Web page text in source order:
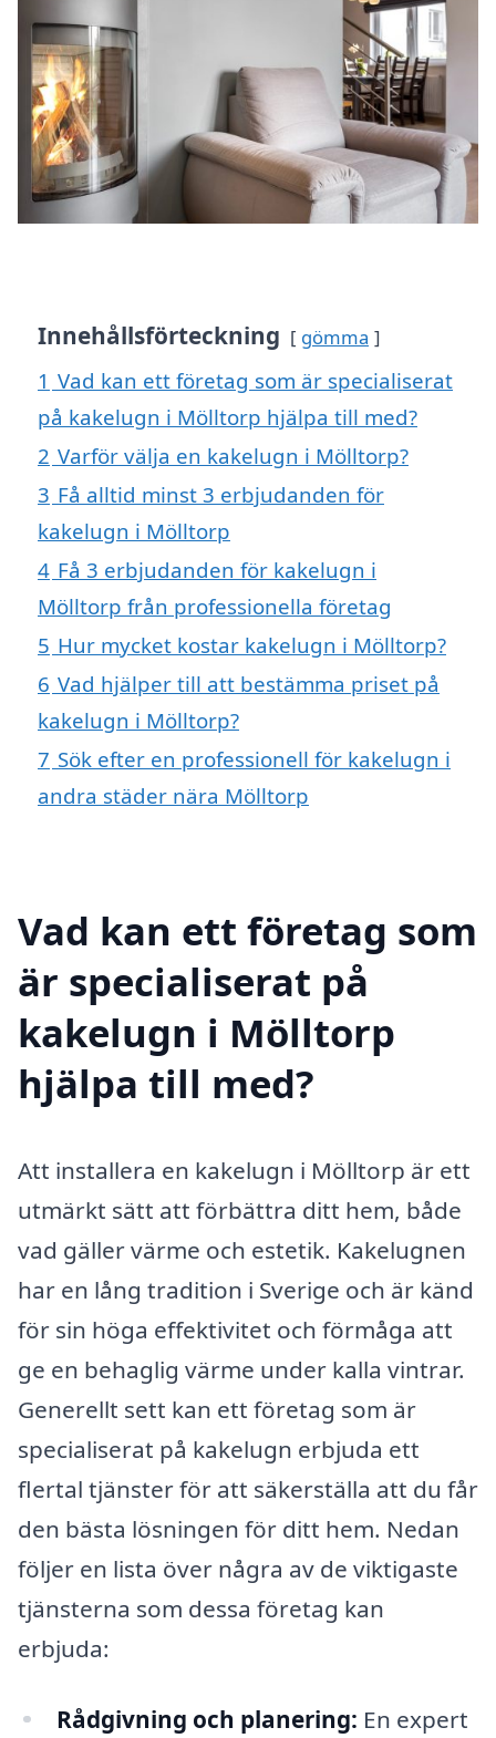
Innehållsförteckning gömma
1 Vad kan ett företag som är specialiserat
på kakelugn i Mölltorp hjälpa till med?
2 Varför välja en kakelugn i Mölltorp?
3 Få alltid minst 3 erbjudanden för
kakelugn i Mölltorp
4 Få 3 erbjudanden för kakelugn i
Mölltorp från professionella företag
5 Hur mycket kostar kakelugn i Mölltorp?
6 Vad hjälper till att bestämma priset på
kakelugn i Mölltorp?
7 Sök efter en professionell för kakelugn i
andra städer nära Mölltorp
Vad kan ett företag som
är specialiserat på
kakelugn i Mölltorp
hjälpa till med?
Att installera en kakelugn i Mölltorp är ett
utmärkt sätt att förbättra ditt hem, både
vad gäller värme och estetik. Kakelugnen
har en lång tradition i Sverige och är känd
för sin höga effektivitet och förmåga att
ge en behaglig värme under kalla vintrar.
Generellt sett kan ett företag som är
specialiserat på kakelugn erbjuda ett
flertal tjänster för att säkerställa att du får
den bästa lösningen för ditt hem. Nedan
följer en lista över några av de viktigaste
tjänsterna som dessa företag kan
erbjuda:
Rådgivning och planering: En expert